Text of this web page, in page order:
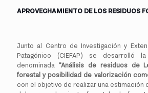
APROVECHAMIENTO DE LOS RESIDUOS
Junto al Centro de Investigación y
Patagónico (CIEFAP) se desarrolló
denominada “Análisis de residuos de
forestal y posibilidad de valorización
con el objetivo de realizar una estimación